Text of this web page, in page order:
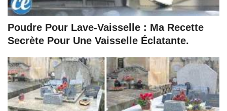
Poudre Pour Lave-Vaisselle : Ma Recette
Secrète Pour Une Vaisselle Éclatante.